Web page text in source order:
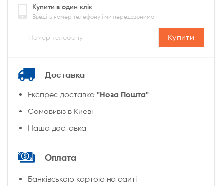
Купити в один клік
Введіть номер телефону і ми передзвонимо
Купити
Доставка
Експрес доставка "Нова Пошта"
Cамовивіз в Києві
Наша доставка
Оплата
Банківською картою на сайті